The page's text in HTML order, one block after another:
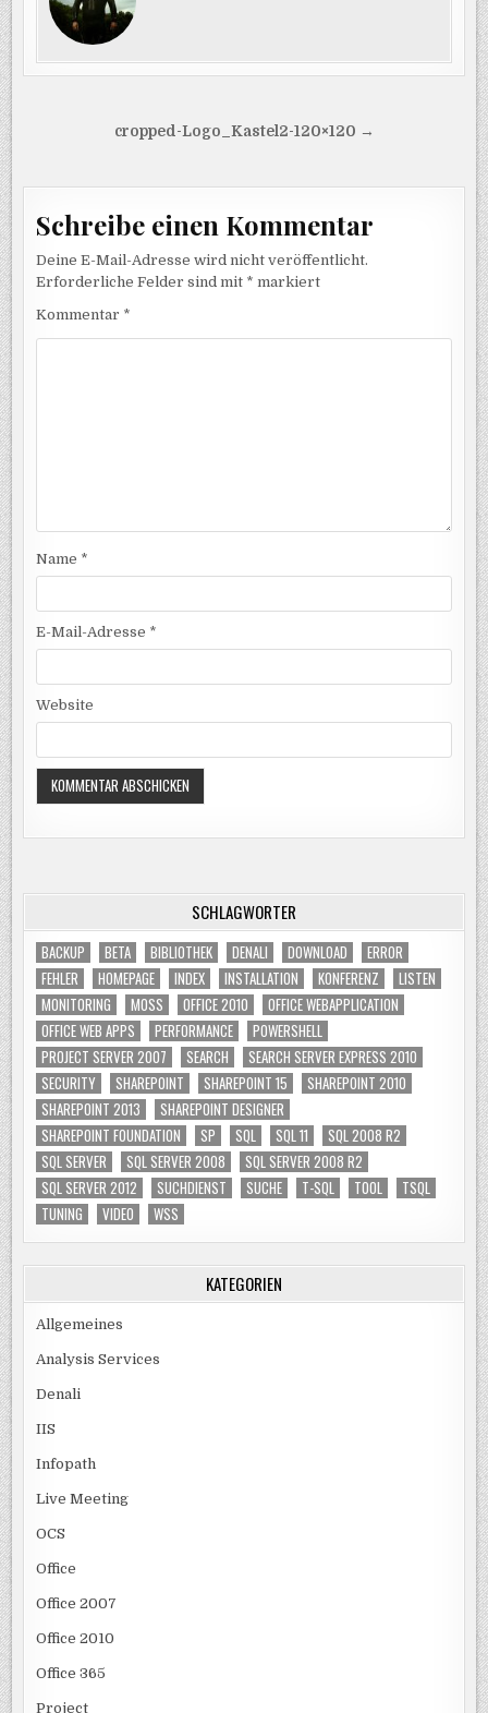
Beitragsnavigation
cropped-Logo_Kastel2-120×120 →
Schreibe einen Kommentar
Deine E-Mail-Adresse wird nicht veröffentlicht.
Erforderliche Felder sind mit * markiert
Kommentar *
Name *
E-Mail-Adresse *
Website
SCHLAGWÖRTER
BACKUP BETA BIBLIOTHEK DENALI DOWNLOAD
ERROR
FEHLER
HOMEPAGE INDEX INSTALLATION KONFERENZ
LISTEN
MONITORING
MOSS OFFICE 2010
OFFICE WEBAPPLICATION
OFFICE WEB APPS
PERFORMANCE
POWERSHELL
PROJECT SERVER 2007
SEARCH
SEARCH SERVER EXPRESS 2010
SECURITY
SHAREPOINT SHAREPOINT 15
SHAREPOINT 2010
SHAREPOINT 2013
SHAREPOINT DESIGNER
SHAREPOINT FOUNDATION
SP SQL SQL 11
SQL 2008 R2
SQL SERVER
SQL SERVER 2008
SQL SERVER 2008 R2
SQL SERVER 2012
SUCHDIENST SUCHE T-SQL TOOL
TSQL
TUNING
VIDEO WSS
KATEGORIEN
Allgemeines
Analysis Services
Denali
IIS
Infopath
Live Meeting
OCS
Office
Office 2007
Office 2010
Office 365
Project